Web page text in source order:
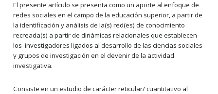
El presente artículo se presenta como un aporte al enfoque de
redes sociales en el campo de la educación superior, a partir de
la identificación y análisis de la(s) red(es) de conocimiento
recreada(s) a partir de dinámicas relacionales que establecen
los investigadores ligados al desarrollo de las ciencias sociales
y grupos de investigación en el devenir de la actividad
investigativa.
Consiste en un estudio de carácter reticular/ cuantitativo al